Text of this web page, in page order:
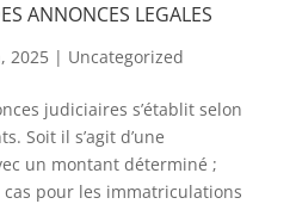
ANNONCES LEGALES
2025| Uncategorized
judiciaires s’établit selon
Soit il s’agit d’une
un montant déterminé ;
cas pour les immatriculations